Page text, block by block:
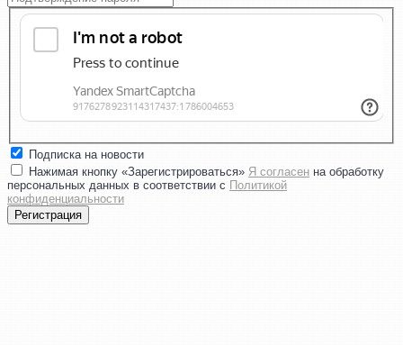
Подписка на новости
Нажимая кнопку «Зарегистрироваться» Я согласен на обработку
персональных данных в соответствии с Политикой
конфиденциальности
Регистрация